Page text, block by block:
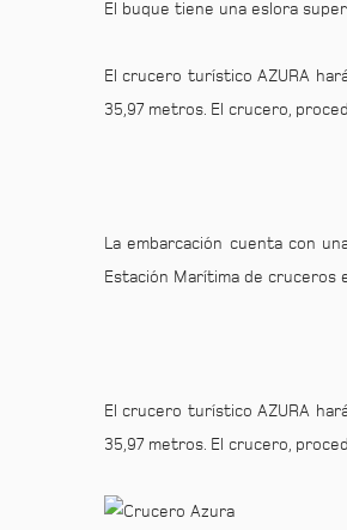
El buque tiene una eslora
El crucero turístico AZURA
35,97 metros. El crucero,
La embarcación cuenta con
Estación Marítima de cruceros
El crucero turístico AZURA
35,97 metros. El crucero,